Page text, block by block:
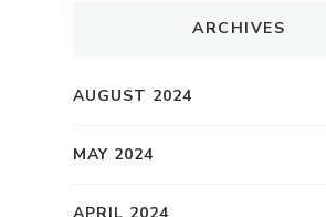
ARCHIVES
AUGUST 2024
MAY 2024
APRIL 2024